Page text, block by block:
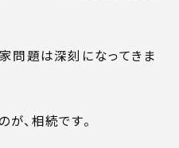
問題は深刻になってきま
、相続です。